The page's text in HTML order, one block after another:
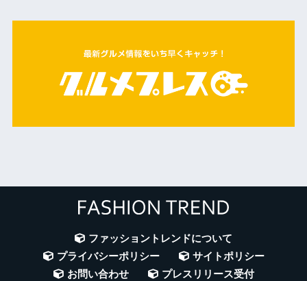
ファッショントレンドについて
プライバシーポリシー
サイトポリシー
お問い合わせ
プレスリリース受付